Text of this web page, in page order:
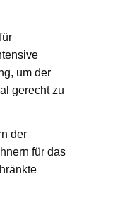
um der
gerecht zu
der
für das